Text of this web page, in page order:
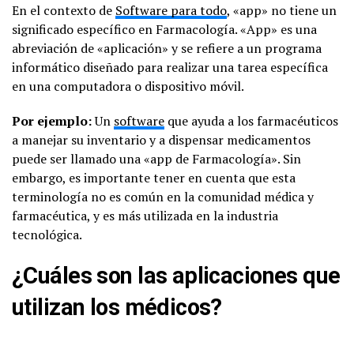
En el contexto de Software para todo, «app» no tiene un
significado específico en Farmacología. «App» es una
abreviación de «aplicación» y se refiere a un programa
informático diseñado para realizar una tarea específica
en una computadora o dispositivo móvil.
Por ejemplo:Un software que ayuda a los farmacéuticos
a manejar su inventario y a dispensar medicamentos
puede ser llamado una «app de Farmacología». Sin
embargo, es importante tener en cuenta que esta
terminología no es común en la comunidad médica y
farmacéutica, y es más utilizada en la industria
tecnológica.
¿Cuáles son las aplicaciones que
utilizan los médicos?